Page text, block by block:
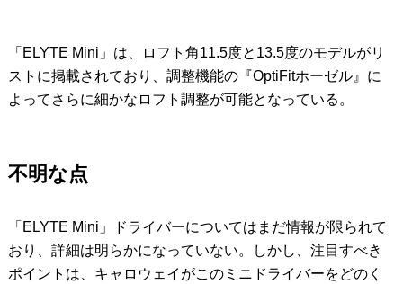
「ELYTE Mini」は、ロフト角11.5度と13.5度のモデルがリ
ストに掲載されており、調整機能の『OptiFitホーゼル』に
よってさらに細かなロフト調整が可能となっている。
不明な点
「ELYTE Mini」ドライバーについてはまだ情報が限られて
おり、詳細は明らかになっていない。しかし、注目すべき
ポイントは、キャロウェイがこのミニドライバーをどのく